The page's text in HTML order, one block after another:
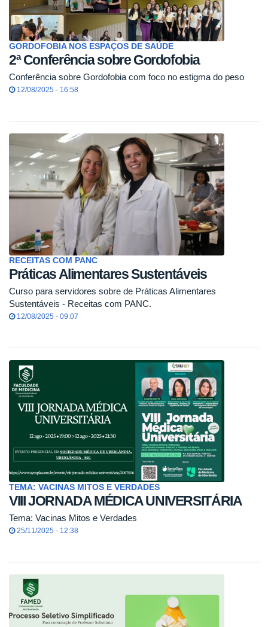
GORDOFOBIA NOS ESPAÇOS DE SAÚDE
2ª Conferência sobre Gordofobia
Conferência sobre Gordofobia com foco no estigma do peso
12/08/2025 - 16:58
RECEITAS COM PANC
Práticas Alimentares Sustentáveis
Curso para servidores sobre de Práticas Alimentares
Sustentáveis - Receitas com PANC.
12/08/2025 - 09:07
TEMA: VACINAS MITOS E VERDADES
VIII JORNADA MÉDICA UNIVERSITÁRIA
Tema: Vacinas Mitos e Verdades
25/11/2025 - 12:38